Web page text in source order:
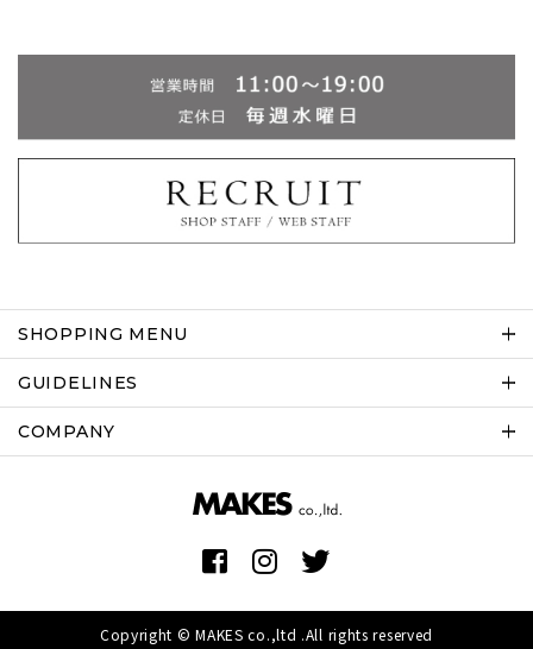
SHOPPING MENU
GUIDELINES
COMPANY
Copyright © MAKES co.,ltd .All rights reserved